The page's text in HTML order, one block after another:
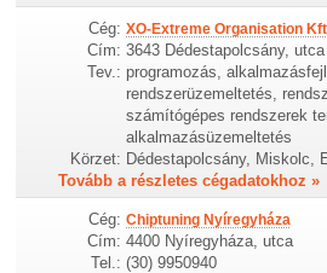
Cég: XO-Extreme Organisation Kft
Cím: 3643 Dédestapolcsány, utca
Tev.: programozás,
rendszerüzemeltetés,
számítógépes rendszerek
alkalmazásüzemeltetés
Körzet: Dédestapolcsány, Miskolc,
Tovább a részletes cégadatokhoz »
Cég: Chiptuning Nyíregyháza
Cím: 4400 Nyíregyháza, utca
Tel.: (30) 9950940